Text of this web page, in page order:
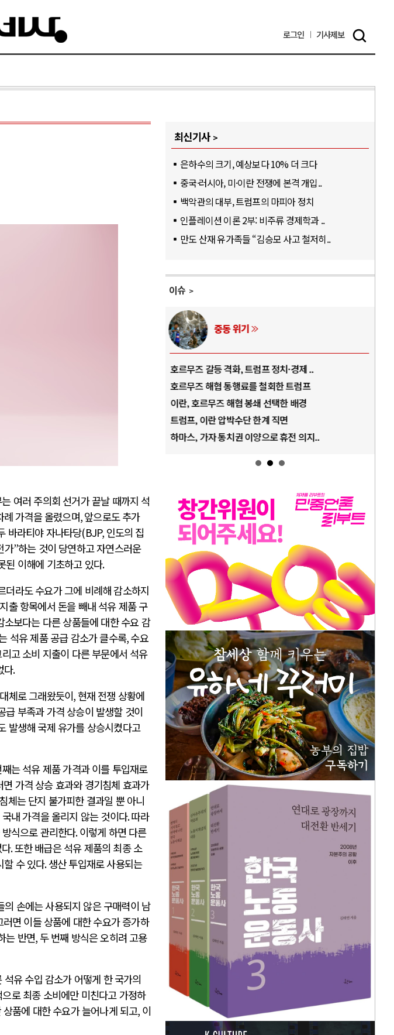
로그인 기사제보
여러 주의회 선거가 끝날 때까지 석
례 가격을 올렸으며,앞으로도 추가
바라티야 자나타당(BJP, 인도의 집
가”하는 것이 당연하고 자연스러운
된 이해에 기초하고 있다.
더라도 수요가 그에 비례해 감소하지
출 항목에서 돈을 빼내 석유 제품 구
보다는 다른 상품들에 대한 수요 감
석유 제품 공급 감소가 클수록,수요
고 소비 지출이 다른 부문에서 석유
다.
체로 그래왔듯이, 현재 전쟁 상황에
급 부족과 가격 상승이 발생할 것이
발생해 국제 유가를 상승시켰다고
는 석유 제품 가격과 이를 투입재로
면 가격 상승 효과와 경기침체 효과가
체는 단지 불가피한 결과일 뿐 아니
내 가격을 올리지 않는 것이다.따라
식으로 관리한다.이렇게 하면 다른
.또한 배급은 석유 제품의 최종 소
할 수 있다.생산 투입재로 사용되는
손에는 사용되지 않은 구매력이 남
러면 이들 상품에 대한 수요가 증가하
는 반면, 두 번째 방식은 오히려 고용
유 수입 감소가 어떻게 한 국가의
로 최종 소비에만 미친다고 가정하
품에 대한 수요가 늘어나게 되고, 이
최신기사
은하수의 크기, 예상보다 10% 더 크다
중국·러시아, 미·이란 전쟁에 본격 개입..
백악관의 대부, 트럼프의 마피아 정치
인플레이션 이론 2부: 비주류 경제학과 ..
만도 산재 유가족들 “김승모 사고 철저히..
이슈
AI와 인간
중국 AI, 저가 공세로 글로벌 토큰 시..
AI 국부펀드 구상 놓고 미국 진보진영 ..
AI 데이터센터 반대 투쟁은 새로운 글로..
AI의 숨은 환경 비용: 데이터센터 확산..
AI는 어떻게 미국 민주주의를 잠식하고 ..